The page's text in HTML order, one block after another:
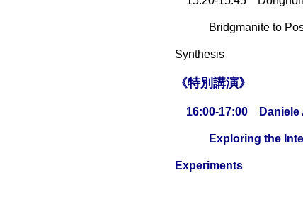
Bridgmanite to Post-
Synthesis
《特別講演》
16:00-17:00 Daniele
Exploring the
Experiments